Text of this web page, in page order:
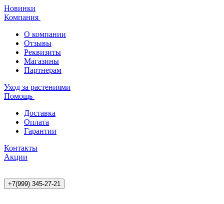
Новинки
Компания
О компании
Отзывы
Реквизиты
Магазины
Партнерам
Уход за растениями
Помощь
Доставка
Оплата
Гарантии
Контакты
Акции
+7(999) 345-27-21